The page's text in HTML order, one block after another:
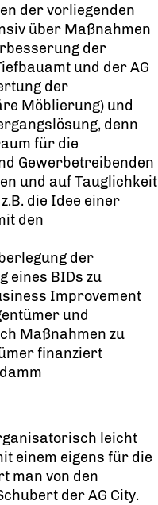
der vorliegenden
über Maßnahmen
der
und der AG
der
Möblierung) und
denn
für die
Gewerbetreibenden
und auf Tauglichkeit
die Idee einer
den
der
eines BIDs zu
Improvement
und
Maßnahmen zu
finanziert
leicht
einem eigens für die
man von den
der AG City.